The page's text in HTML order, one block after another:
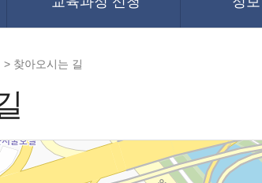
찾아오시는 길